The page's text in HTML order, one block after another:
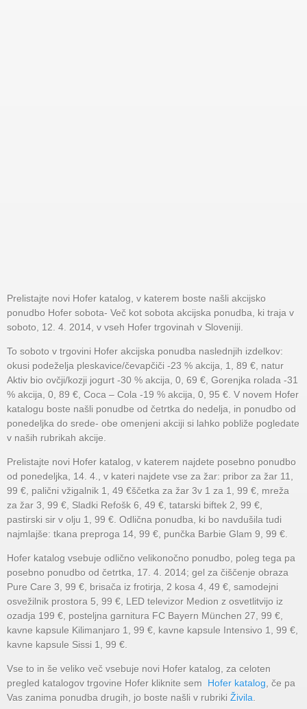
Prelistajte novi Hofer katalog, v katerem boste našli akcijsko
ponudbo Hofer sobota- Več kot sobota akcijska ponudba, ki traja v
soboto, 12. 4. 2014, v vseh Hofer trgovinah v Sloveniji.
To soboto v trgovini Hofer akcijska ponudba naslednjih izdelkov:
okusi podeželja pleskavice/čevapčiči -23 % akcija, 1, 89 €, natur
Aktiv bio ovčji/kozji jogurt -30 % akcija, 0, 69 €, Gorenjka rolada -31
% akcija, 0, 89 €, Coca – Cola -19 % akcija, 0, 95 €. V novem Hofer
katalogu boste našli ponudbe od četrtka do nedelja, in ponudbo od
ponedeljka do srede- obe omenjeni akciji si lahko pobliže pogledate
v naših rubrikah akcije.
Prelistajte novi Hofer katalog, v katerem najdete posebno ponudbo
od ponedeljka, 14. 4., v kateri najdete vse za žar: pribor za žar 11,
99 €, palični vžigalnik 1, 49 €ščetka za žar 3v 1 za 1, 99 €, mreža
za žar 3, 99 €, Sladki Refošk 6, 49 €, tatarski biftek 2, 99 €,
pastirski sir v olju 1, 99 €. Odlična ponudba, ki bo navdušila tudi
najmlajše: tkana preproga 14, 99 €, punčka Barbie Glam 9, 99 €.
Hofer katalog vsebuje odlično velikonočno ponudbo, poleg tega pa
posebno ponudbo od četrtka, 17. 4. 2014; gel za čiščenje obraza
Pure Care 3, 99 €, brisača iz frotirja, 2 kosa 4, 49 €, samodejni
osvežilnik prostora 5, 99 €, LED televizor Medion z osvetlitvijo iz
ozadja 199 €, posteljna garnitura FC Bayern München 27, 99 €,
kavne kapsule Kilimanjaro 1, 99 €, kavne kapsule Intensivo 1, 99 €,
kavne kapsule Sissi 1, 99 €.
Vse to in še veliko več vsebuje novi Hofer katalog, za celoten
pregled katalogov trgovine Hofer kliknite sem Hofer katalog , če pa
Vas zanima ponudba drugih, jo boste našli v rubriki Živila